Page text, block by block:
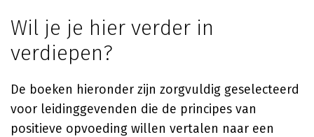
Wil je je hier verder in
verdiepen?
De boeken hieronder zijn zorgvuldig geselecteerd
voor leidinggevenden die de principes van
positieve opvoeding willen vertalen naar een